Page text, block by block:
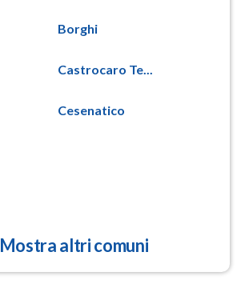
Borghi
Castrocaro Te...
Cesenatico
Mostra altri comuni